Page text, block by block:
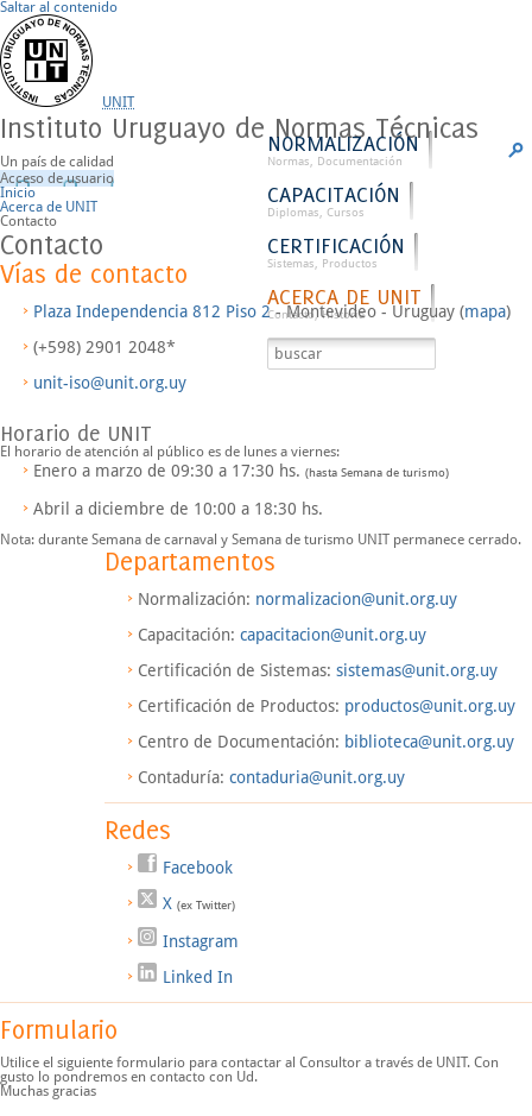
Saltar al contenido
UNIT
Instituto Uruguayo de Normas Técnicas
Un país de calidad
Acceso de usuario
NORMALIZACIÓN
Normas, Documentación
CAPACITACIÓN
Diplomas, Cursos
CERTIFICACIÓN
Sistemas, Productos
ACERCA DE UNIT
Contacto, Historia
Inicio
Acerca de UNIT
Contacto
Contacto
Vías de contacto
Plaza Independencia 812 Piso 2- Montevideo - Uruguay (mapa)
(+598) 2901 2048*
unit-iso@unit.org.uy
Horario de UNIT
El horario de atención al público es de lunes a viernes:
Enero a marzo de 09:30 a 17:30 hs. (hasta Semana de turismo)
Abril a diciembre de 10:00 a 18:30 hs.
Nota: durante Semana de carnaval y Semana de turismo UNIT permanece cerrado.
Departamentos
Normalización: normalizacion@unit.org.uy
Capacitación: capacitacion@unit.org.uy
Certificación de Sistemas: sistemas@unit.org.uy
Certificación de Productos: productos@unit.org.uy
Centro de Documentación: biblioteca@unit.org.uy
Contaduría: contaduria@unit.org.uy
Redes
Facebook
X (ex Twitter)
Instagram
Linked In
Formulario
Utilice el siguiente formulario para contactar al Consultor a través de UNIT. Con
gusto lo pondremos en contacto con Ud.
Muchas gracias